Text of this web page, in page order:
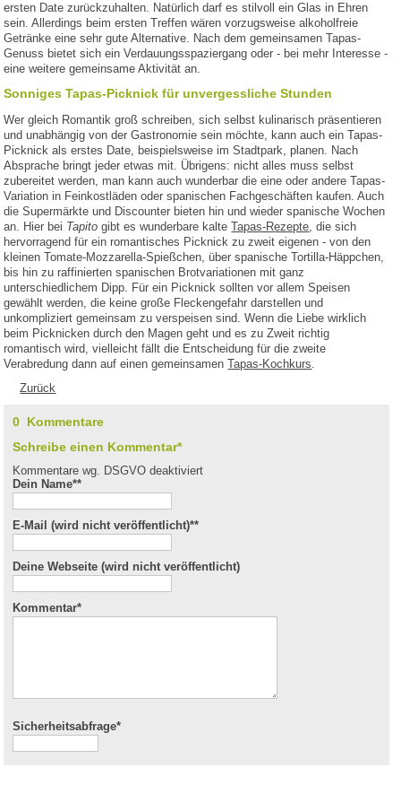
ersten Date zurückzuhalten. Natürlich darf es stilvoll ein Glas in Ehren
sein. Allerdings beim ersten Treffen wären vorzugsweise alkoholfreie
Getränke eine sehr gute Alternative. Nach dem gemeinsamen Tapas-
Genuss bietet sich ein Verdauungsspaziergang oder - bei mehr Interesse -
eine weitere gemeinsame Aktivität an.
Sonniges Tapas-Picknick für unvergessliche Stunden
Wer gleich Romantik groß schreiben, sich selbst kulinarisch präsentieren
und unabhängig von der Gastronomie sein möchte, kann auch ein Tapas-
Picknick als erstes Date, beispielsweise im Stadtpark, planen. Nach
Absprache bringt jeder etwas mit. Übrigens: nicht alles muss selbst
zubereitet werden, man kann auch wunderbar die eine oder andere Tapas-
Variation in Feinkostläden oder spanischen Fachgeschäften kaufen. Auch
die Supermärkte und Discounter bieten hin und wieder spanische Wochen
an. Hier bei Tapito gibt es wunderbare kalteTapas-Rezepte, die sich
hervorragend für ein romantisches Picknick zu zweit eigenen - von den
kleinen Tomate-Mozzarella-Spießchen, über spanische Tortilla-Häppchen,
bis hin zu raffinierten spanischen Brotvariationen mit ganz
unterschiedlichem Dipp. Für ein Picknick sollten vor allem Speisen
gewählt werden, die keine große Fleckengefahr darstellen und
unkompliziert gemeinsam zu verspeisen sind. Wenn die Liebe wirklich
beim Picknicken durch den Magen geht und es zu Zweit richtig
romantisch wird, vielleicht fällt die Entscheidung für die zweite
Verabredung dann auf einen gemeinsamenTapas-Kochkurs.
Zurück
0 Kommentare
Schreibe einen Kommentar*
Kommentare wg. DSGVO deaktiviert
Dein Name**
E-Mail (wird nicht veröffentlicht)**
Deine Webseite (wird nicht veröffentlicht)
Kommentar*
Sicherheitsabfrage*